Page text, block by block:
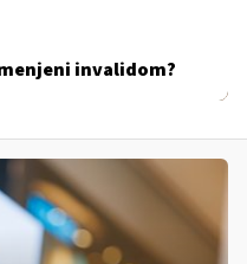
invalidom?